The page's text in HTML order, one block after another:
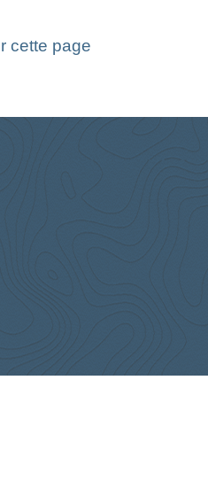
cette page